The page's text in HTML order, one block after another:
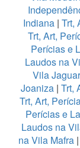
Indiana | Trt,
Trt, Art,
Perícias e
Laudos na
Vila
Joaniza| Trt,
Trt, Art,
Perícias e
Laudos na
na Vila Mafra |